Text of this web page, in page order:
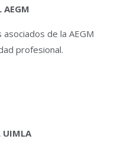
AEGM
de la AEGM
profesional.
UIMLA